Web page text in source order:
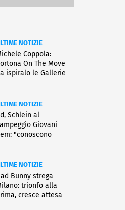
NOTIZIE
Coppola:
On The Move
ispiralo le Gallerie
NOTIZIE
Schlein al
Giovani
"conoscono
NOTIZIE
Bunny strega
trionfo alla
cresce attesa